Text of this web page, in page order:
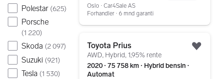
Polestar (625)
Porsche
(1 220)
Skoda (2 097)
Suzuki (921)
Tesla (1 530)
Oslo ∙ Car4Sale AS
Forhandler ∙ 6 mnd garanti
Toyota Prius
AWD, Hybrid, 1,95% rente
2020 ∙ 75 758 km ∙ Hybrid bensin ∙
Automat